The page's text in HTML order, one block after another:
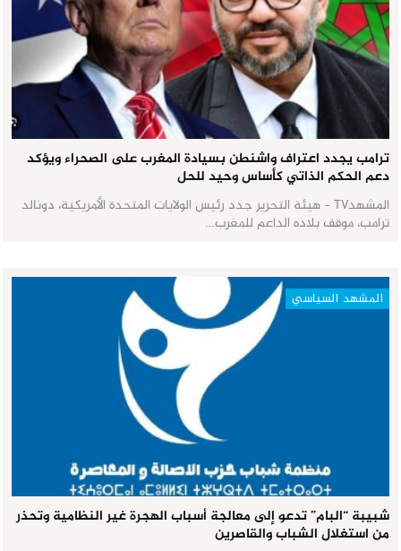
ترامب يجدد اعتراف واشنطن بسيادة المغرب على الصحراء ويؤكد
دعم الحكم الذاتي كأساس وحيد للحل
المشهدTV - هيئة التحرير جدد رئيس الولايات المتحدة الأمريكية، دونالد
ترامب، موقف بلاده الداعم للمغرب…
المشهد السياسي
شبيبة “البام” تدعو إلى معالجة أسباب الهجرة غير النظامية وتحذر
من استغلال الشباب والقاصرين